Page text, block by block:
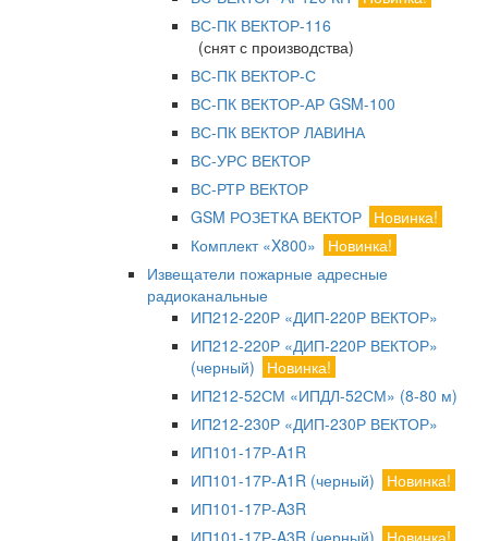
ВС-ПК ВЕКТОР-116
(снят с производства)
ВС-ПК ВЕКТОР-С
ВС-ПК ВЕКТОР-АР GSM-100
ВС-ПК ВЕКТОР ЛАВИНА
ВС-УРС ВЕКТОР
ВС-РТР ВЕКТОР
GSM РОЗЕТКА ВЕКТОР Новинка!
Комплект «X800»
Новинка!
Извещатели пожарные адресные
радиоканальные
ИП212-220Р «ДИП-220Р ВЕКТОР»
ИП212-220Р «ДИП-220Р ВЕКТОР»
(черный)
Новинка!
ИП212-52СМ «ИПДЛ-52СМ» (8-80 м)
ИП212-230Р «ДИП-230Р ВЕКТОР»
ИП101-17Р-A1R
ИП101-17Р-A1R (черный)
Новинка!
ИП101-17Р-A3R
ИП101-17Р-A3R (черный)
Новинка!